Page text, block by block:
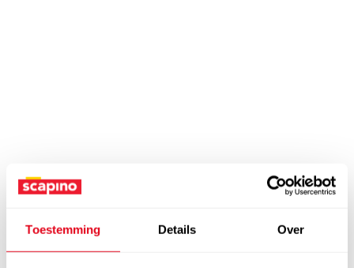
Toestemming Details Over